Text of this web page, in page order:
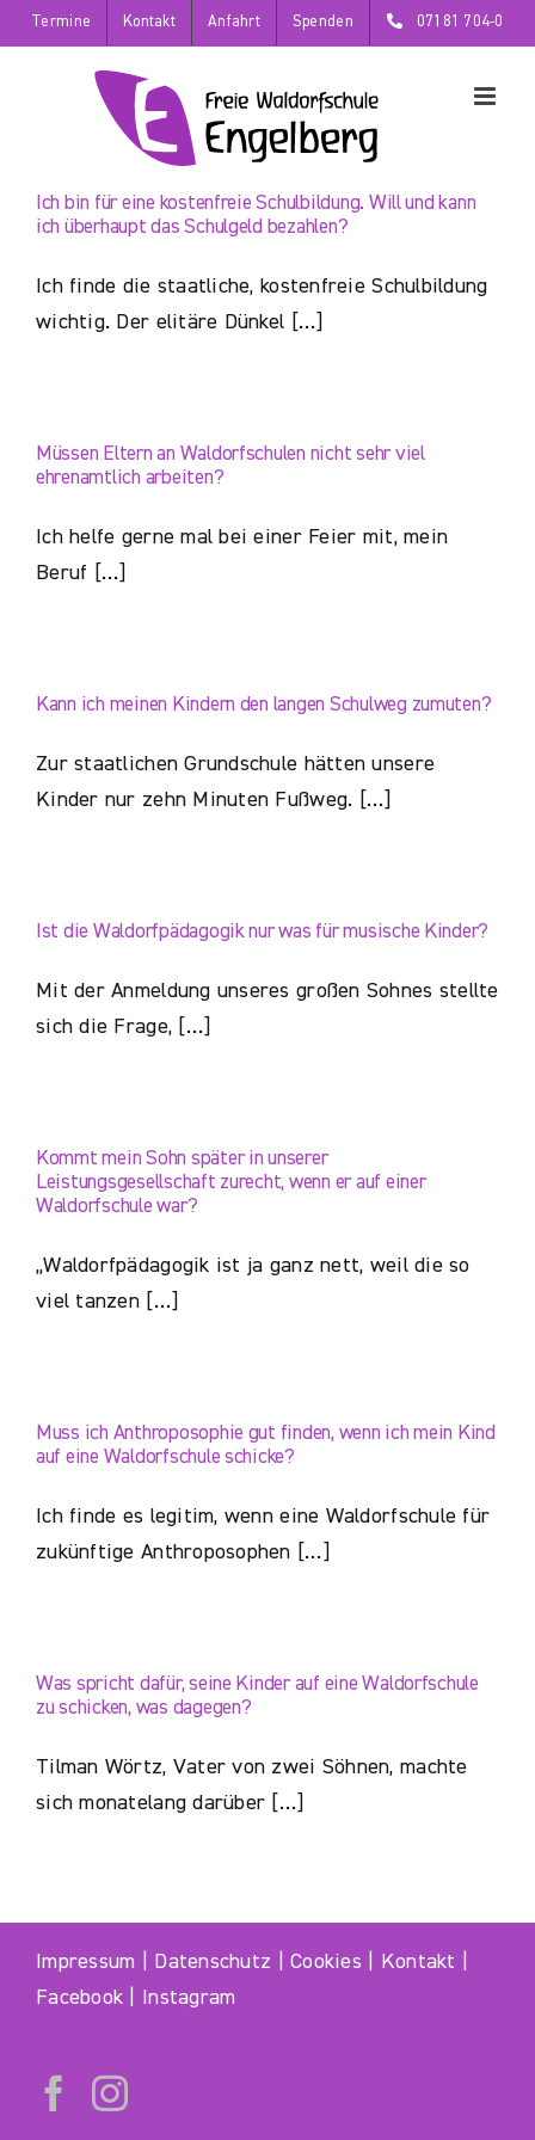
Zum
Inhalt
Termine Kontakt Anfahrt Spenden 07181 704-0
Ich bin für eine kostenfreie Schulbildung. Will und kann
ich überhaupt das Schulgeld bezahlen?
Ich finde die staatliche, kostenfreie Schulbildung
wichtig. Der elitäre Dünkel […]
Müssen Eltern an Waldorfschulen nicht sehr viel
ehrenamtlich arbeiten?
Ich helfe gerne mal bei einer Feier mit, mein
Beruf […]
Kann ich meinen Kindern den langen Schulweg zumuten?
Zur staatlichen Grundschule hätten unsere
Kinder nur zehn Minuten Fußweg. […]
Ist die Waldorfpädagogik nur was für musische Kinder?
Mit der Anmeldung unseres großen Sohnes stellte
sich die Frage, […]
Kommt mein Sohn später in unserer
Leistungsgesellschaft zurecht, wenn er auf einer
Waldorfschule war?
„Waldorfpädagogik ist ja ganz nett, weil die so
viel tanzen […]
Muss ich Anthroposophie gut finden, wenn ich mein Kind
auf eine Waldorfschule schicke?
Ich finde es legitim, wenn eine Waldorfschule für
zukünftige Anthroposophen […]
Was spricht dafür, seine Kinder auf eine Waldorfschule
zu schicken, was dagegen?
Tilman Wörtz, Vater von zwei Söhnen, machte
sich monatelang darüber […]
Impressum Datenschutz |Cookies Kontakt
Facebook
Instagram